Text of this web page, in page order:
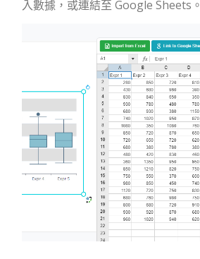
入數據，或連結至 Google Sheets。